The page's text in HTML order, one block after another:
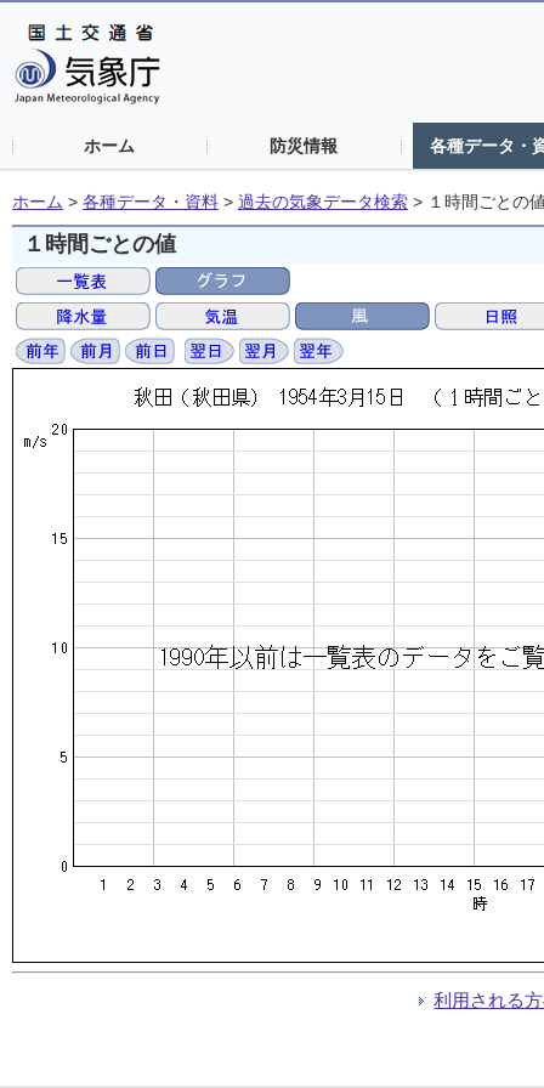
ホーム 防災情報 各種データ・
ホーム > 各種データ・資料 > 過去の気象データ検索 > １時間ごとの
１時間ごとの値
利用される